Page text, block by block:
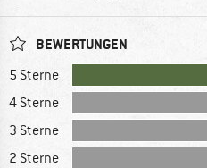
BEWERTUNGEN
5 Sterne
4 Sterne
3 Sterne
2 Sterne